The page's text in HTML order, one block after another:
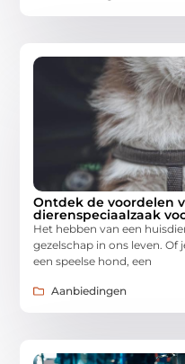
Ontdek de voordelen
dierenspeciaalzaak
Het hebben van een
gezelschap in ons leven. Of
een speelse hond, een
Aanbiedingen